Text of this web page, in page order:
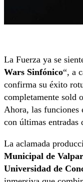
La Fuerza ya se
Wars Sinfónico“, a
confirma su éxito
completamente sold
Ahora, las funciones
con últimas entradas
La aclamada
Municipal de
Universidad de